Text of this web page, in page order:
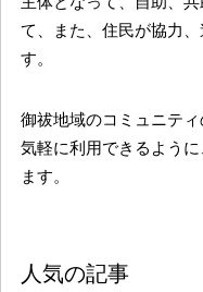
て、また、住民が協力
す。
御祓地域のコミュニテ
気軽に利用できるよう
ます。
人気の記事